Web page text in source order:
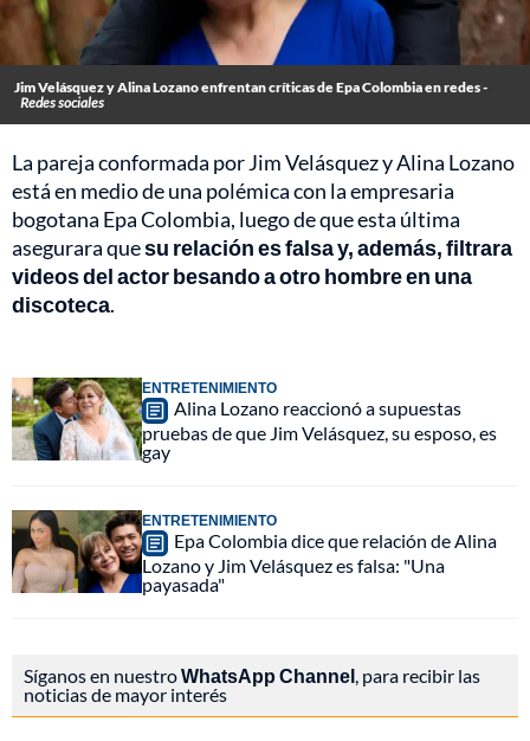
Jim Velásquez y Alina Lozano enfrentan críticas de Epa Colombia en redes -
Redes sociales
La pareja conformada por Jim Velásquez y Alina Lozano
está en medio de una polémica con la empresaria
bogotana Epa Colombia, luego de que esta última
asegurara quesu relación es falsa y, además, filtrara
videos del actor besando a otro hombre en una
discoteca.
ENTRETENIMIENTO
Alina Lozano reaccionó a supuestas
pruebas de que Jim Velásquez, su esposo, es
gay
ENTRETENIMIENTO
Epa Colombia dice que relación de Alina
Lozano y Jim Velásquez es falsa: "Una
payasada"
Síganos en nuestroWhatsApp Channel, para recibir las
noticias de mayor interés